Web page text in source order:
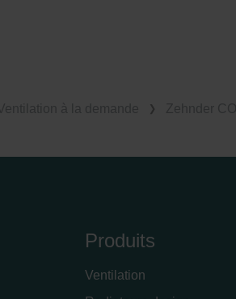
Produits
Ventilation